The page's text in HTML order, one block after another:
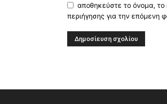
αποθηκεύστε το όνομα, το
περιήγησης για την επόμενη